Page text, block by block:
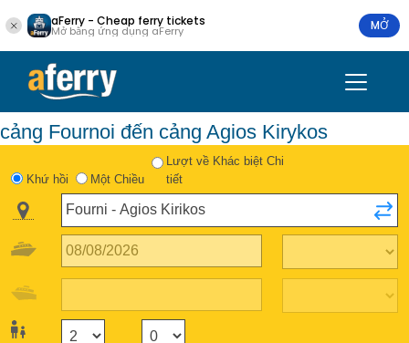
aFerry - Cheap ferry tickets
Mở bằng ứng dụng aFerry MỞ
cảng Fournoi đến cảng Agios Kirykos
Khứ hồi Một Chiều
Lượt về Khác biệt Chi
tiết